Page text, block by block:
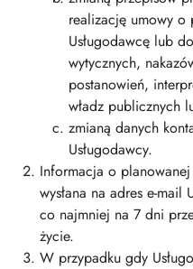
realizację umowy o
Usługodawcę lub
wytycznych,
postanowień,
władz publicznych
zmianą danych
Usługodawcy.
Informacja o
wysłana na adres e-mail
co najmniej na 7 dni
życie.
W przypadku gdy